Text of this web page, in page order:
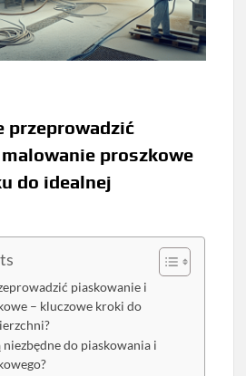
przeprowadzić
proszkowe
do idealnej
piaskowanie i
– kluczowe kroki do
niezbędne do piaskowania i